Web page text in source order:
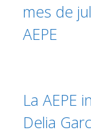
mes de
AEPE
La AEPE
Delia